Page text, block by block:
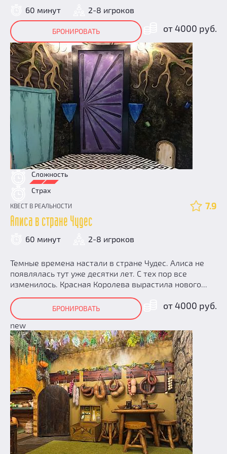
60 минут 2-8 игроков
от 4000 руб.
БРОНИРОВАТЬ
Сложность
Страх
КВЕСТ В РЕАЛЬНОСТИ 7.9
Алиса в стране Чудес
60 минут 2-8 игроков
Темные времена настали в стране Чудес. Алиса не
появлялась тут уже десятки лет. С тех пор все
изменилось. Красная Королева вырастила нового...
от 4000 руб.
БРОНИРОВАТЬ
new